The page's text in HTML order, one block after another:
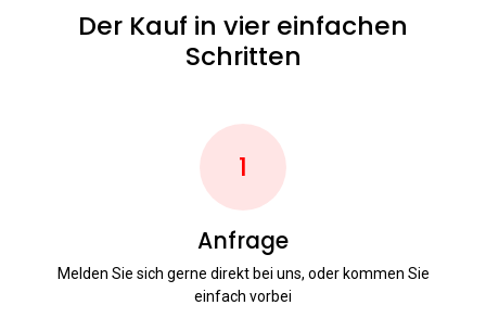
Der Kauf in vier einfachen
Schritten
1
Anfrage
Melden Sie sich gerne direkt bei uns, oder kommen Sie
einfach vorbei